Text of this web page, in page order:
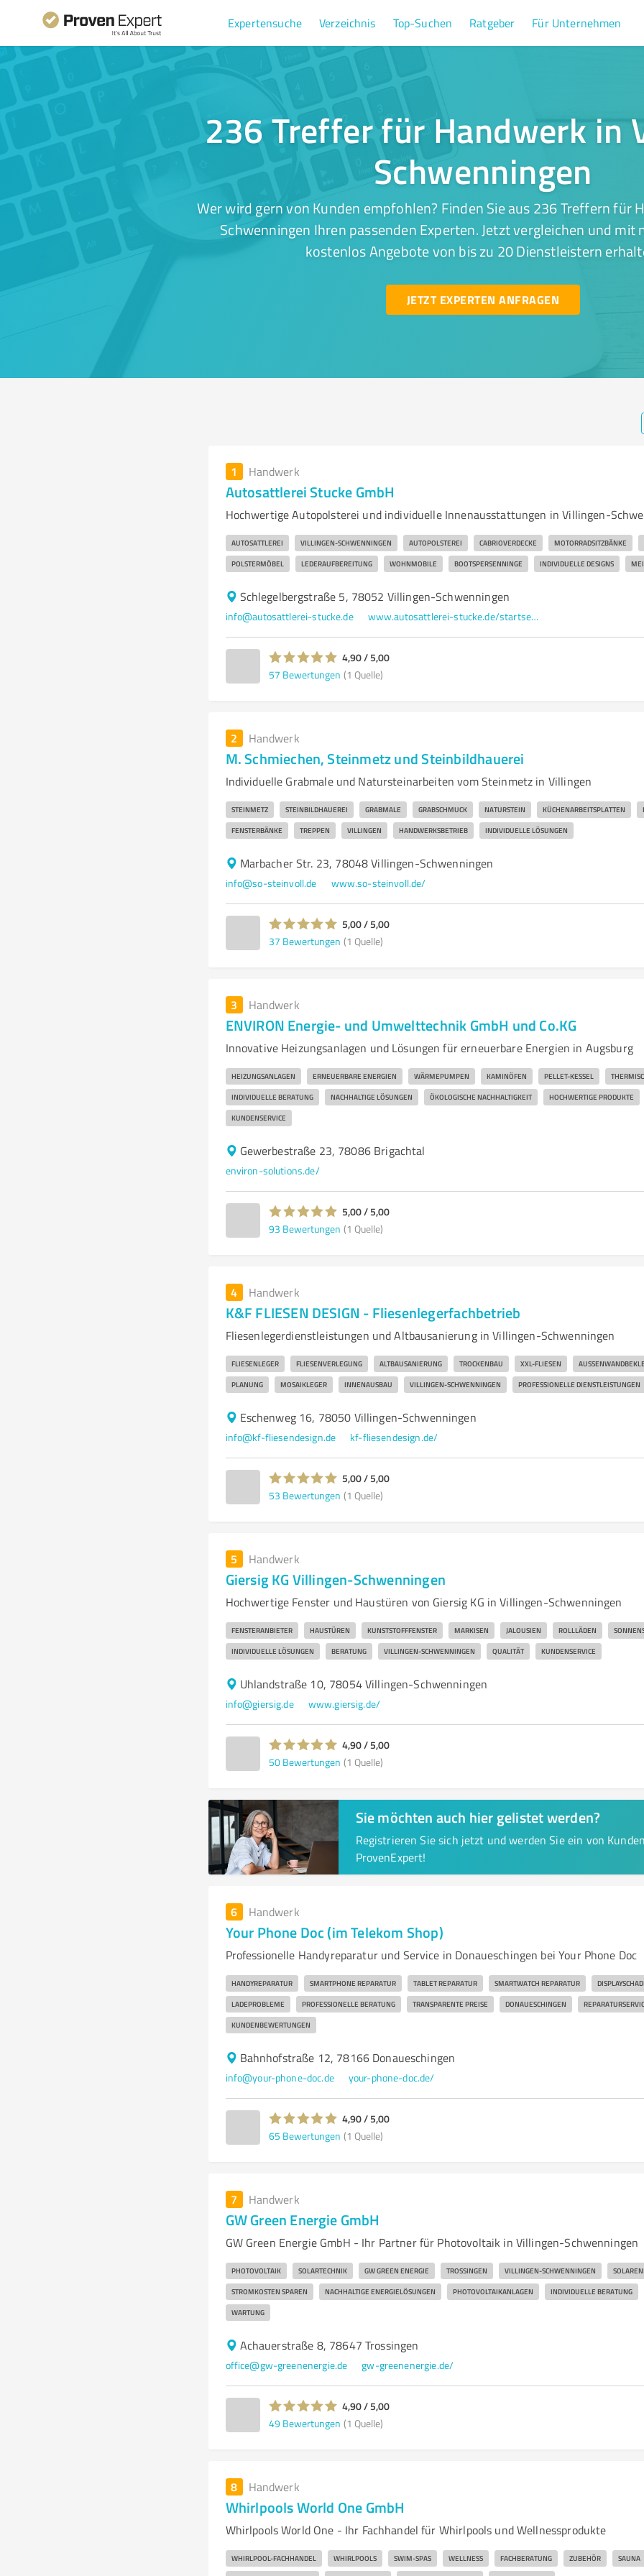
Expertensuche Verzeichnis Top-Suchen Ratgeber Für Unternehmen
236 Treffer für Handwerk in
Schwenningen
Wer wird gern von Kunden empfohlen? Finden Sie aus 236 Treffern für
Schwenningen Ihren passenden Experten. Jetzt vergleichen und mit
kostenlos Angebote von bis zu 20 Dienstleistern
JETZT EXPERTEN ANFRAGEN
1 Handwerk
Autosattlerei Stucke GmbH
Hochwertige Autopolsterei und individuelle Innenausstattungen in Villingen-Schwe
AUTOSATTLEREI VILLINGEN-SCHWENNINGEN AUTOPOLSTEREI CABRIOVERDECKE MOTORRADSITZBÄNKE
POLSTERMÖBEL LEDERAUFBEREITUNG WOHNMOBILE BOOTSPERSENNINGE INDIVIDUELLE DESIGNS
Schlegelbergstraße 5, 78052 Villingen-Schwenningen
info@autosattlerei-stucke.de www.autosattlerei-stucke.de/startseite.html
4,90 / 5,00
57 Bewertungen (1 Quelle)
2 Handwerk
M. Schmiechen, Steinmetz und Steinbildhauerei
Individuelle Grabmale und Natursteinarbeiten vom Steinmetz in Villingen
STEINMETZ STEINBILDHAUEREI GRABMALE GRABSCHMUCK NATURSTEIN KÜCHENARBEITSPLATTEN
FENSTERBÄNKE TREPPEN VILLINGEN HANDWERKSBETRIEB INDIVIDUELLE LÖSUNGEN
Marbacher Str. 23, 78048 Villingen-Schwenningen
info@so-steinvoll.de www.so-steinvoll.de/
5,00 / 5,00
37 Bewertungen (1 Quelle)
3 Handwerk
ENVIRON Energie- und Umwelttechnik GmbH und Co.KG
Innovative Heizungsanlagen und Lösungen für erneuerbare Energien in Augsburg
HEIZUNGSANLAGEN ERNEUERBARE ENERGIEN WÄRMEPUMPEN KAMINÖFEN PELLET-KESSEL
INDIVIDUELLE BERATUNG NACHHALTIGE LÖSUNGEN ÖKOLOGISCHE NACHHALTIGKEIT HOCHWERTIGE PRODUKTE
KUNDENSERVICE
Gewerbestraße 23, 78086 Brigachtal
environ-solutions.de/
5,00 / 5,00
93 Bewertungen (1 Quelle)
4 Handwerk
K&F FLIESEN DESIGN - Fliesenlegerfachbetrieb
Fliesenlegerdienstleistungen und Altbausanierung in Villingen-Schwenningen
FLIESENLEGER FLIESENVERLEGUNG ALTBAUSANIERUNG TROCKENBAU XXL-FLIESEN
PLANUNG MOSAIKLEGER INNENAUSBAU VILLINGEN-SCHWENNINGEN PROFESSIONELLE DIENSTLEISTUNGEN
Eschenweg 16, 78050 Villingen-Schwenningen
info@kf-fliesendesign.de kf-fliesendesign.de/
5,00 / 5,00
53 Bewertungen (1 Quelle)
5 Handwerk
Giersig KG Villingen-Schwenningen
Hochwertige Fenster und Haustüren von Giersig KG in Villingen-Schwenningen
FENSTERANBIETER HAUSTÜREN KUNSTSTOFFFENSTER MARKISEN JALOUSIEN ROLLLÄDEN
INDIVIDUELLE LÖSUNGEN BERATUNG VILLINGEN-SCHWENNINGEN QUALITÄT KUNDENSERVICE
Uhlandstraße 10, 78054 Villingen-Schwenningen
info@giersig.de www.giersig.de/
4,90 / 5,00
50 Bewertungen (1 Quelle)
Sie möchten auch hier gelistet werden?
Registrieren Sie sich jetzt und werden Sie ein von
ProvenExpert!
6 Handwerk
Your Phone Doc (im Telekom Shop)
Professionelle Handyreparatur und Service in Donaueschingen bei Your Phone Doc
HANDYREPARATUR SMARTPHONE REPARATUR TABLET REPARATUR SMARTWATCH REPARATUR
LADEPROBLEME PROFESSIONELLE BERATUNG TRANSPARENTE PREISE DONAUESCHINGEN
KUNDENBEWERTUNGEN
Bahnhofstraße 12, 78166 Donaueschingen
info@your-phone-doc.de your-phone-doc.de/
4,90 / 5,00
65 Bewertungen (1 Quelle)
7 Handwerk
GW Green Energie GmbH
GW Green Energie GmbH - Ihr Partner für Photovoltaik in Villingen-Schwenningen
PHOTOVOLTAIK SOLARTECHNIK GW GREEN ENERGIE TROSSINGEN VILLINGEN-SCHWENNINGEN
STROMKOSTEN SPAREN NACHHALTIGE ENERGIELÖSUNGEN PHOTOVOLTAIKANLAGEN INDIVIDUELLE BERATUNG
WARTUNG
Achauerstraße 8, 78647 Trossingen
office@gw-greenenergie.de gw-greenenergie.de/
4,90 / 5,00
49 Bewertungen (1 Quelle)
8 Handwerk
Whirlpools World One GmbH
Whirlpools World One - Ihr Fachhandel für Whirlpools und Wellnessprodukte
WHIRLPOOL-FACHHANDEL WHIRLPOOLS SWIM-SPAS WELLNESS FACHBERATUNG ZUBEHÖR SAUNA